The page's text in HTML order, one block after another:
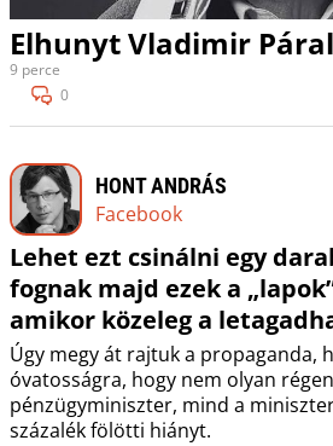
Elhunyt Vladimir
9 perce
0
HONT ANDRÁS
Facebook
Lehet ezt csinálni egy
fognak majd ezek a
amikor közeleg a
Úgy megy át rajtuk a propaganda,
óvatosságra, hogy nem olyan
pénzügyminiszter, mind a
százalék fölötti hiányt.